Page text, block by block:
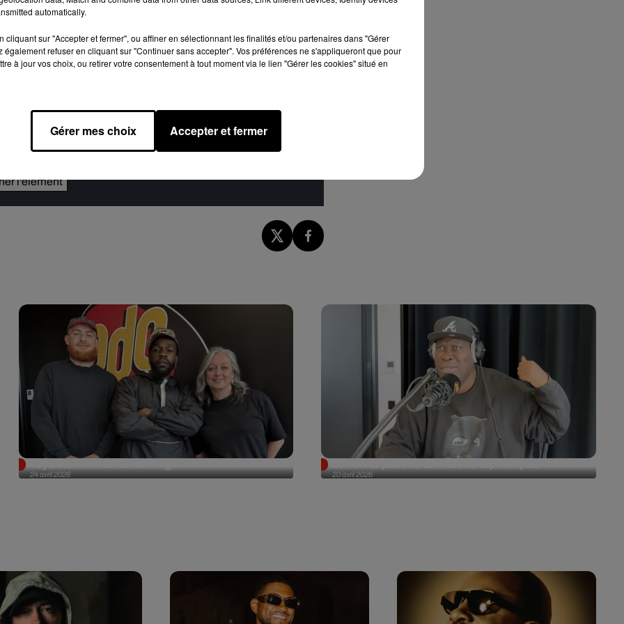
le R&B et l’afrobeat.
Robin, Ocevne, Enchantée Julia…
parce que nous croyons à un renouveau en France, tout comme
on vous conseille le livre de Rhoda
cookies que vous avez exprimé. Si vous souhaitez l'afficher,
en cliquant sur le bouton ci-dessous.
l'élément
24 avril 2026 20 avril 2026
automatically.
cliquant sur "Accepter et fermer", ou affiner en sélectionnant les finalités et/ou partenaires dans "Gérer
également refuser en cliquant sur "Continuer sans accepter". Vos préférences ne s'appliqueront que pour
à jour vos choix, ou retirer votre consentement à tout moment via le lien "Gérer les cookies" situé en
Gérer mes choix Accepter et fermer